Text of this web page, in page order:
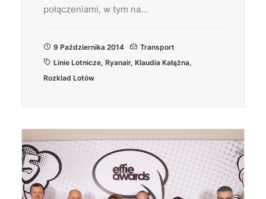
połączeniami, w tym na…
9 Października 2014
Transport
Linie Lotnicze, Ryanair, Klaudia Kałążna,
Rozklad Lotów